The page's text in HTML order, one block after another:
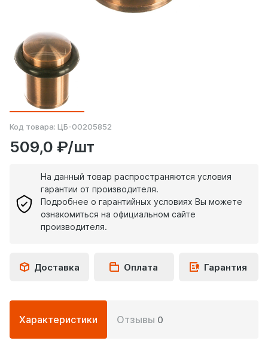
Код товара: ЦБ-00205852
509,0 ₽/шт
На данный товар распространяются условия
гарантии от производителя.
Подробнее о гарантийных условиях Вы можете
ознакомиться на официальном сайте
производителя.
Доставка Оплата Гарантия
Подробная
информация
о
Характеристики Отзывы 0